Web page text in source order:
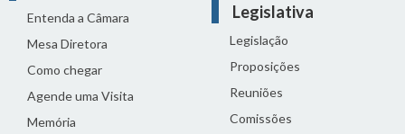
Entenda a Câmara
Mesa Diretora
Como chegar
Agende uma Visita
Memória
Legislativa
Legislação
Proposições
Reuniões
Comissões